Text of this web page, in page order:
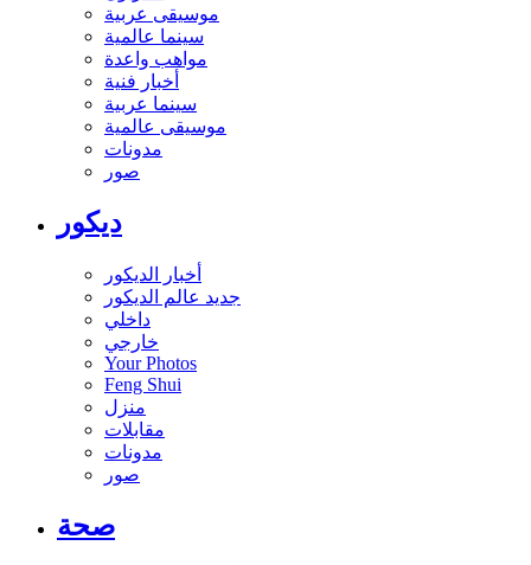
موسيقى عربية
سينما عالمية
مواهب واعدة
أخبار فنية
سينما عربية
موسيقى عالمية
مدونات
صور
ديكور
أخبار الديكور
جديد عالم الديكور
داخلي
خارجي
Your Photos
Feng Shui
منزل
مقابلات
مدونات
صور
صحة